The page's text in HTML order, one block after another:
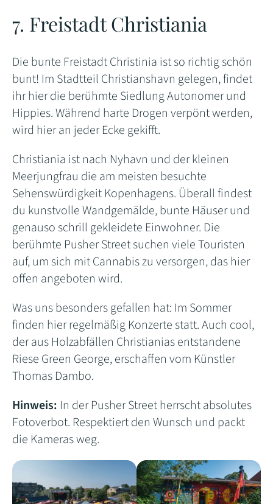
7. Freistadt Christiania
Die bunte Freistadt Christinia ist so richtig schön
bunt! Im Stadtteil Christianshavn gelegen, findet
ihr hier die berühmte Siedlung Autonomer und
Hippies. Während harte Drogen verpönt werden,
wird hier an jeder Ecke gekifft.
Christiania ist nach Nyhavn und der kleinen
Meerjungfrau die am meisten besuchte
Sehenswürdigkeit Kopenhagens. Überall findest
du kunstvolle Wandgemälde, bunte Häuser und
genauso schrill gekleidete Einwohner. Die
berühmte Pusher Street suchen viele Touristen
auf, um sich mit Cannabis zu versorgen, das hier
offen angeboten wird.
Was uns besonders gefallen hat: Im Sommer
finden hier regelmäßig Konzerte statt. Auch cool,
der aus Holzabfällen Christianias entstandene
Riese Green George, erschaffen vom Künstler
Thomas Dambo.
Hinweis: In der Pusher Street herrscht absolutes
Fotoverbot. Respektiert den Wunsch und packt
die Kameras weg.